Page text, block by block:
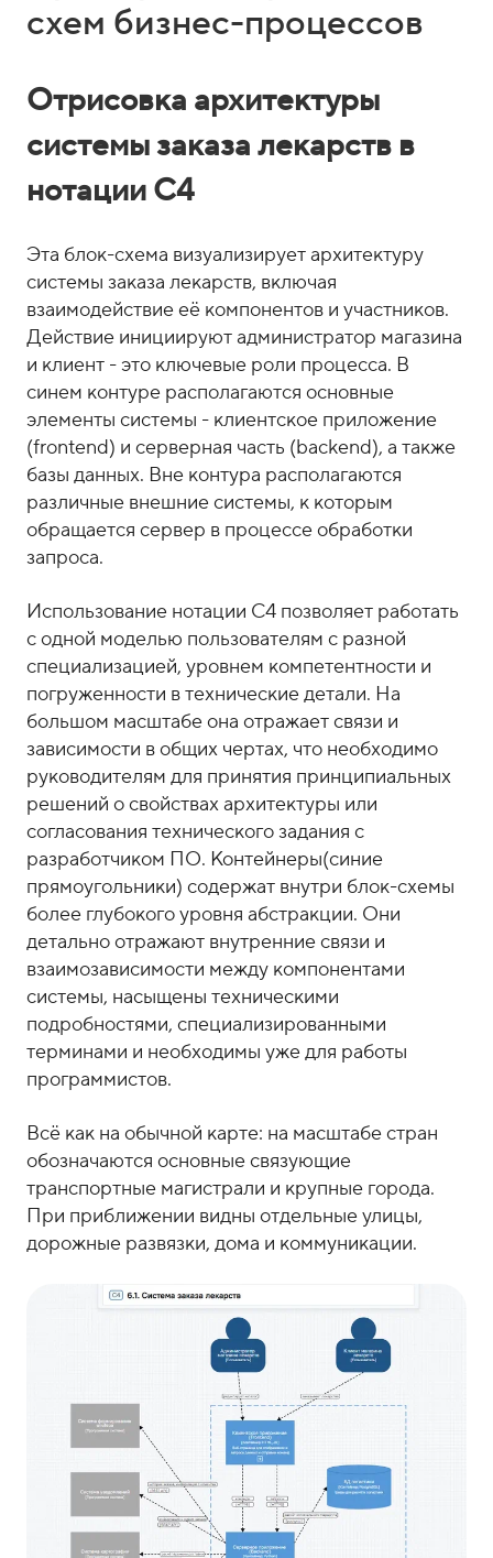
схем бизнес-процессов
Отрисовка архитектуры
системы заказа лекарств в
нотации С4
Эта блок-схема визуализирует архитектуру
системы заказа лекарств, включая
взаимодействие её компонентов и участников.
Действие инициируют администратор магазина
и клиент - это ключевые роли процесса. В
синем контуре располагаются основные
элементы системы - клиентское приложение
(frontend) и серверная часть (backend), а также
базы данных. Вне контура располагаются
различные внешние системы, к которым
обращается сервер в процессе обработки
запроса.
Использование нотации С4 позволяет работать
с одной моделью пользователям с разной
специализацией, уровнем компетентности и
погруженности в технические детали. На
большом масштабе она отражает связи и
зависимости в общих чертах, что необходимо
руководителям для принятия принципиальных
решений о свойствах архитектуры или
согласования технического задания с
разработчиком ПО. Контейнеры(синие
прямоугольники) содержат внутри блок-схемы
более глубокого уровня абстракции. Они
детально отражают внутренние связи и
взаимозависимости между компонентами
системы, насыщены техническими
подробностями, специализированными
терминами и необходимы уже для работы
программистов.
Всё как на обычной карте: на масштабе стран
обозначаются основные связующие
транспортные магистрали и крупные города.
При приближении видны отдельные улицы,
дорожные развязки, дома и коммуникации.